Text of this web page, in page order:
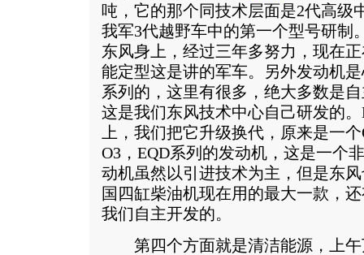
吨，它的那个同技术层面是2代高级
我军3代越野车中的第一个型号研制
东风身上，经过三年多努力，现在
能定型这是讲的军车。另外发动机
系列的，这里有很多，绝大多数是
这是我们东风技术中心自己研发的
上，我们把它升级换代，原来是一
O3，EQD系列的发动机，这是一个
动机虽然以引进技术为主，但是东
国四缸柴油机现在用的最大一款，
我们自主开发的。
第四个方面就是清洁能源，上午